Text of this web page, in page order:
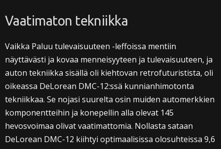
Vaatimaton tekniikka
Vaikka Paluu tulevaisuuteen -leffoissa mentiin
näyttävästi ja kovaa menneisyyteen ja tulevaisuuteen, ja
auton tekniikka sisällä oli kiehtovan retrofuturistista, oli
oikeassa DeLorean DMC-12:ssä kunnianhimotonta
tekniikkaa. Se nojasi suurelta osin muiden automerkkien
komponentteihin ja konepellin alla olevat 145
hevosvoimaa olivat vaatimattomia. Nollasta sataan
DeLorean DMC-12 kiihtyi optimaalisissa olosuhteissa 9,6